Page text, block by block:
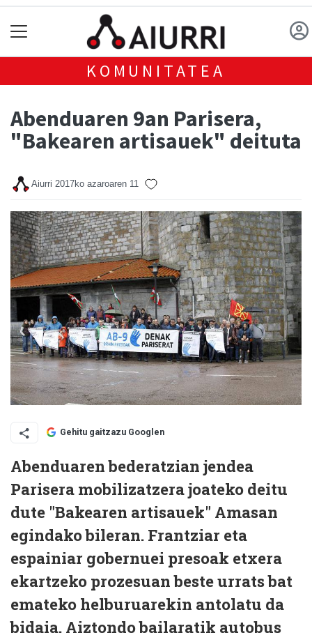
KOMUNITATEA
Abenduaren 9an Parisera,
"Bakearen artisauek" deituta
Aiurri 2017ko azaroaren 11
Gehitu gaitzazu Googlen
Abenduaren bederatzian jendea
Parisera mobilizatzera joateko deitu
dute "Bakearen artisauek" Amasan
egindako bileran. Frantziar eta
espainiar gobernuei presoak etxera
ekartzeko prozesuan beste urrats bat
emateko helburuarekin antolatu da
bidaia. Aiztondo bailaratik autobus